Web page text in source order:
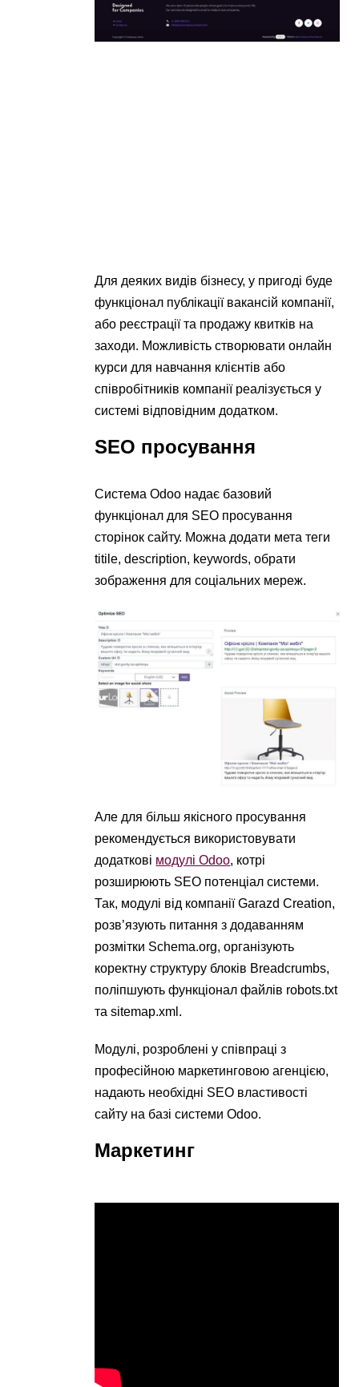
Для деяких видів бізнесу, у пригоді буде
функціонал публікації вакансій компанії,
або реєстрації та продажу квитків на
заходи. Можливість створювати онлайн
курси для навчання клієнтів або
співробітників компанії реалізується у
системі відповідним додатком.
SEO просування
Система Odoo надає базовий
функціонал для SEO просування
сторінок сайту. Можна додати мета теги
titile, description, keywords, обрати
зображення для соціальних мереж.
Але для більш якісного просування
рекомендується використовувати
додаткові модулі Odoo, котрі
розширюють SEO потенціал системи.
Так, модулі від компанії Garazd Creation,
розв’язують питання з додаванням
розмітки Schema.org, організують
коректну структуру блоків Breadcrumbs,
поліпшують функціонал файлів robots.txt
та sitemap.xml.
Модулі, розроблені у співпраці з
професійною маркетинговою агенцією,
надають необхідні SEO властивості
сайту на базі системи Odoo.
Маркетинг